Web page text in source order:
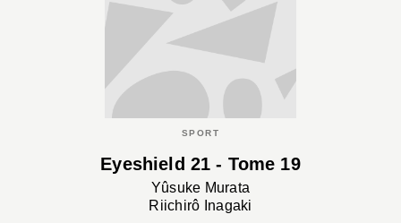
SPORT
Eyeshield 21 - Tome 19
Yûsuke Murata
Riichirô Inagaki